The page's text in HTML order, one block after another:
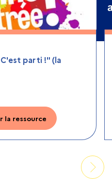
parti !" (la
la ressource